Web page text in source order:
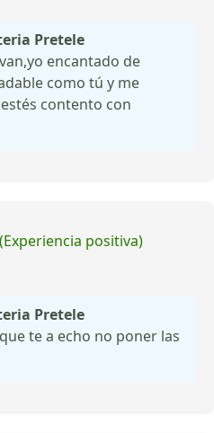
Pretele
encantado de
como tú y me
contento con
positiva)
Pretele
te a echo no poner las